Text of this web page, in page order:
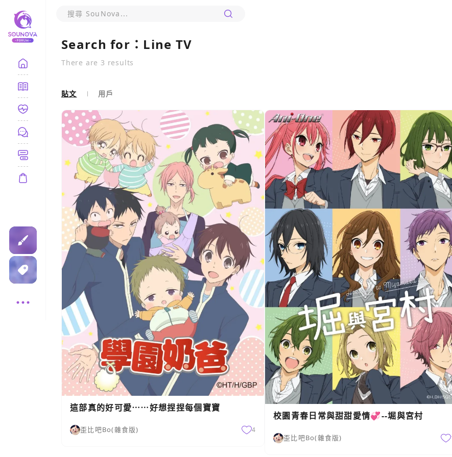
Search for： Line TV
There are 3 results
貼文 用戶
這部真的好可愛⋯⋯好想捏捏每個寶寶
歪比吧Bo(雜食版) 4
校園青春日常與甜甜愛情💞--堀與宮村
歪比吧Bo(雜食版)